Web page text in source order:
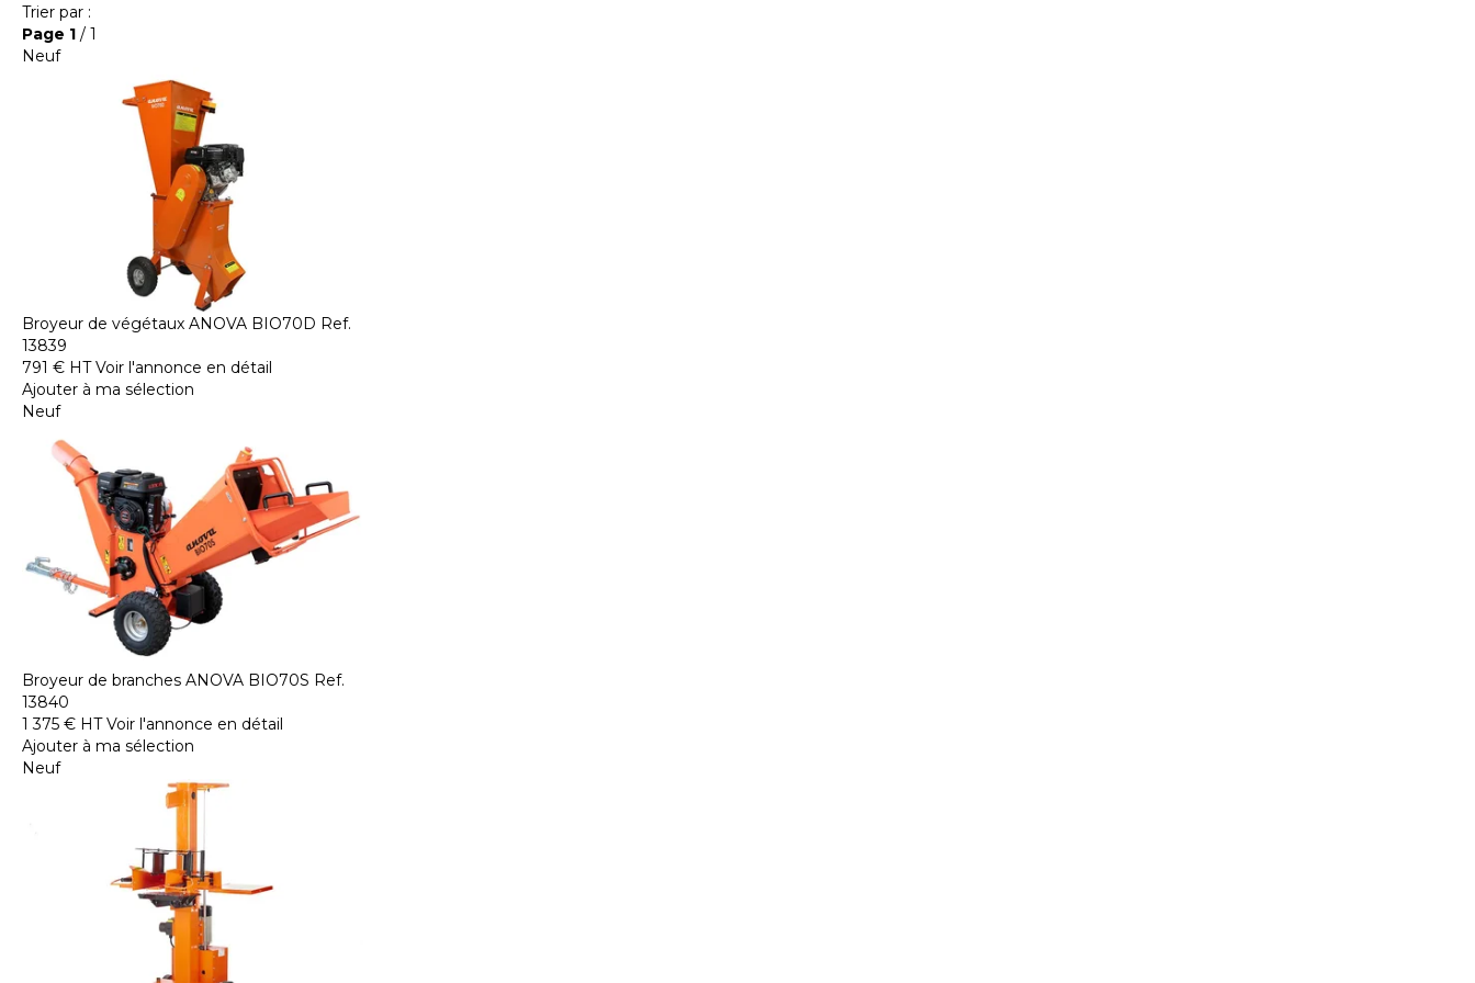
Trier par :
Page 1 / 1
Neuf
Broyeur de végétaux ANOVA BIO70D Ref.
13839
791 € HT Voir l'annonce en détail
Ajouter à ma sélection
Neuf
Broyeur de branches ANOVA BIO70S Ref.
13840
1 375 € HT Voir l'annonce en détail
Ajouter à ma sélection
Neuf